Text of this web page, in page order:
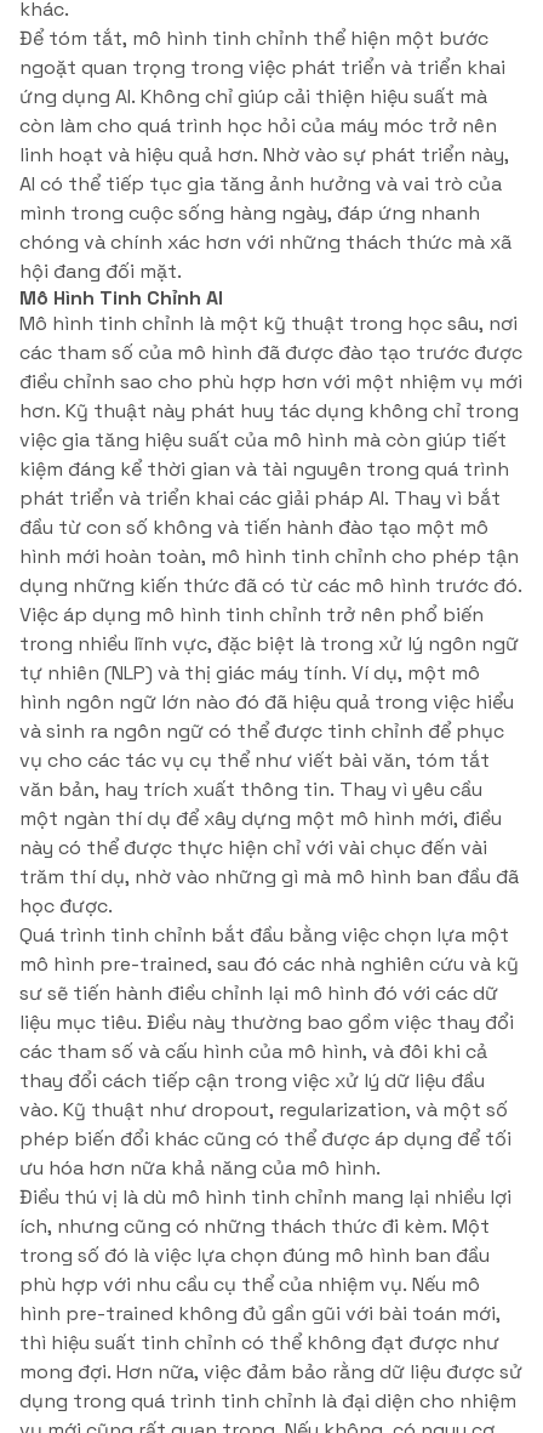
khác.
Để tóm tắt, mô hình tinh chỉnh thể hiện một bước
ngoặt quan trọng trong việc phát triển và triển khai
ứng dụng AI. Không chỉ giúp cải thiện hiệu suất mà
còn làm cho quá trình học hỏi của máy móc trở nên
linh hoạt và hiệu quả hơn. Nhờ vào sự phát triển này,
AI có thể tiếp tục gia tăng ảnh hưởng và vai trò của
mình trong cuộc sống hàng ngày, đáp ứng nhanh
chóng và chính xác hơn với những thách thức mà xã
hội đang đối mặt.
Mô Hình Tinh Chỉnh AI
Mô hình tinh chỉnh là một kỹ thuật trong học sâu, nơi
các tham số của mô hình đã được đào tạo trước được
điều chỉnh sao cho phù hợp hơn với một nhiệm vụ mới
hơn. Kỹ thuật này phát huy tác dụng không chỉ trong
việc gia tăng hiệu suất của mô hình mà còn giúp tiết
kiệm đáng kể thời gian và tài nguyên trong quá trình
phát triển và triển khai các giải pháp AI. Thay vì bắt
đầu từ con số không và tiến hành đào tạo một mô
hình mới hoàn toàn, mô hình tinh chỉnh cho phép tận
dụng những kiến thức đã có từ các mô hình trước đó.
Việc áp dụng mô hình tinh chỉnh trở nên phổ biến
trong nhiều lĩnh vực, đặc biệt là trong xử lý ngôn ngữ
tự nhiên (NLP) và thị giác máy tính. Ví dụ, một mô
hình ngôn ngữ lớn nào đó đã hiệu quả trong việc hiểu
và sinh ra ngôn ngữ có thể được tinh chỉnh để phục
vụ cho các tác vụ cụ thể như viết bài văn, tóm tắt
văn bản, hay trích xuất thông tin. Thay vì yêu cầu
một ngàn thí dụ để xây dựng một mô hình mới, điều
này có thể được thực hiện chỉ với vài chục đến vài
trăm thí dụ, nhờ vào những gì mà mô hình ban đầu đã
học được.
Quá trình tinh chỉnh bắt đầu bằng việc chọn lựa một
mô hình pre-trained, sau đó các nhà nghiên cứu và kỹ
sư sẽ tiến hành điều chỉnh lại mô hình đó với các dữ
liệu mục tiêu. Điều này thường bao gồm việc thay đổi
các tham số và cấu hình của mô hình, và đôi khi cả
thay đổi cách tiếp cận trong việc xử lý dữ liệu đầu
vào. Kỹ thuật như dropout, regularization, và một số
phép biến đổi khác cũng có thể được áp dụng để tối
ưu hóa hơn nữa khả năng của mô hình.
Điều thú vị là dù mô hình tinh chỉnh mang lại nhiều lợi
ích, nhưng cũng có những thách thức đi kèm. Một
trong số đó là việc lựa chọn đúng mô hình ban đầu
phù hợp với nhu cầu cụ thể của nhiệm vụ. Nếu mô
hình pre-trained không đủ gần gũi với bài toán mới,
thì hiệu suất tinh chỉnh có thể không đạt được như
mong đợi. Hơn nữa, việc đảm bảo rằng dữ liệu được sử
dụng trong quá trình tinh chỉnh là đại diện cho nhiệm